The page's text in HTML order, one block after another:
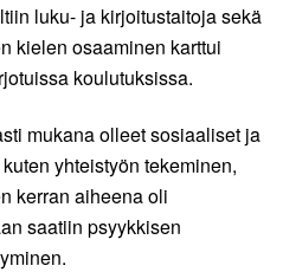
luku- ja kirjoitustaitoja sekä
kielen osaaminen karttui
koulutuksissa.
mukana olleet sosiaaliset ja
yhteistyön tekeminen,
kerran aiheena oli
saatiin psyykkisen